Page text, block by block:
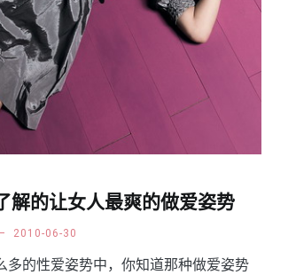
解的让女人最爽的做爱姿势
2010-06-30
的性爱姿势中，你知道那种做爱姿势